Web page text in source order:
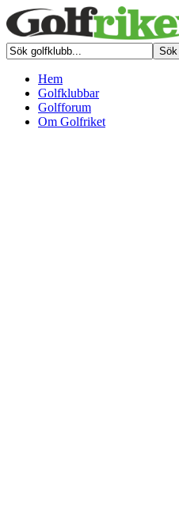
Hem
Golfklubbar
Golfforum
Om Golfriket